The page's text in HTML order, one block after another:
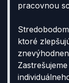
pracovnou
ktoré